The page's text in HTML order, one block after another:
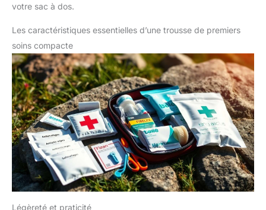
votre sac à dos.
Les caractéristiques essentielles d’une trousse de premiers
soins compacte
Légèreté et praticité